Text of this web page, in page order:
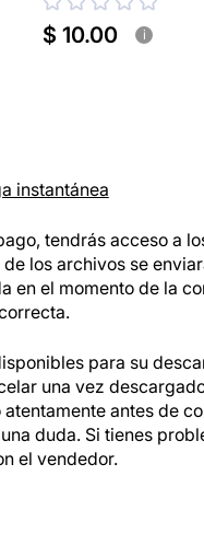
$ 10.00 i
instantánea
tendrás acceso a
los archivos se
en el momento de la
para su
una vez
antes de
duda. Si tienes
el vendedor.